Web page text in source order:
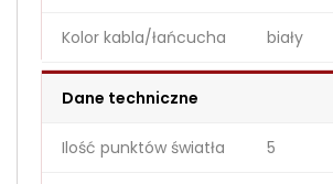
Kolor kabla/łańcucha biały
Dane techniczne
Ilość punktów światła 5